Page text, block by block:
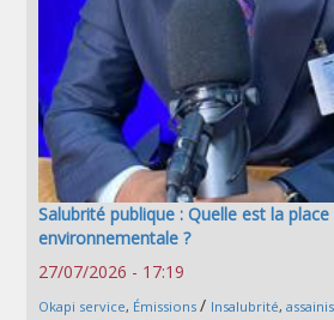
Salubrité publique : Quelle est la place
environnementale ?
27/07/2026 - 17:19
Okapi service, Émissions / Insalubrité,